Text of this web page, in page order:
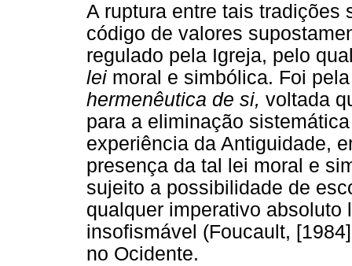
A ruptura entre tais tradições
código de valores
regulado pela Igreja, pelo
lei moral e simbólica. Foi
hermenêutica de si, voltada
para a eliminação
experiência da Antiguidade,
presença da tal lei moral e
sujeito a possibilidade de
qualquer imperativo
insofismável (Foucault,
no Ocidente.